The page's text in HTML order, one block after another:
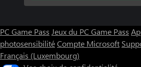
PC Game Pass Jeux du PC Game Pass
photosensibilitéCompte Microsoft
Français (Luxembourg)